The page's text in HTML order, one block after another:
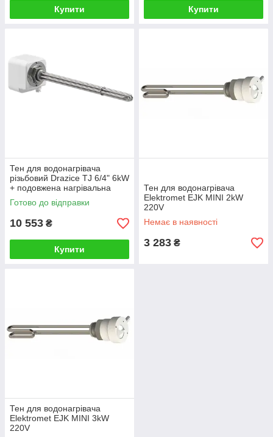
Купити Купити
Тен для водонагрівача
різьбовий Drazice TJ 6/4" 6kW
+ подовжена нагрівальна
частина, ізольований
(2110358)
Готово до відправки
10 553 ₴
Купити
Тен для водонагрівача
Elektromet EJK MINI 2kW
220V
Немає в наявності
3 283 ₴
Тен для водонагрівача
Elektromet EJK MINI 3kW
220V